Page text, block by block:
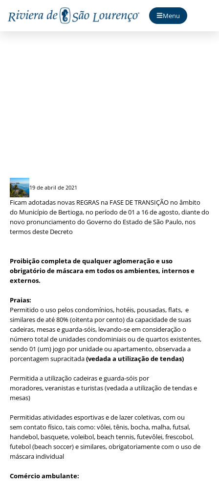
Menu
19 de abril de 2021
Ficam adotadas novas REGRAS na FASE DE TRANSIÇÃO no âmbito
do Município de Bertioga, no período de 01 a 16 de agosto, diante do
novo pronunciamento do Governo do Estado de São Paulo, nos
termos deste Decreto
Proibição completa de qualquer aglomeração e uso
obrigatório de máscara em todos os ambientes, internos e
externos.
Praias:
Permitido o uso pelos condomínios, hotéis, pousadas, flats, e
similares de até 80% (oitenta por cento) da capacidade de suas
cadeiras, mesas e guarda-sóis, levando-se em consideração o
número total de unidades condominiais ou de quartos existentes,
sendo 01 (um) jogo por unidade ou apartamento, observada a
porcentagem supracitada(vedada a utilização de tendas)
Permitida a utilização cadeiras e guarda-sóis por
moradores, veranistas e turistas (vedada a utilização de tendas e
mesas)
Permitidas atividades esportivas e de lazer coletivas, com ou
sem contato físico, tais como: vôlei, tênis, bocha, malha, futsal,
handebol, basquete, voleibol, beach tennis, futevôlei, frescobol,
futebol (beach soccer) e similares, obrigatoriamente com o uso de
máscara individual
Comércio ambulante: